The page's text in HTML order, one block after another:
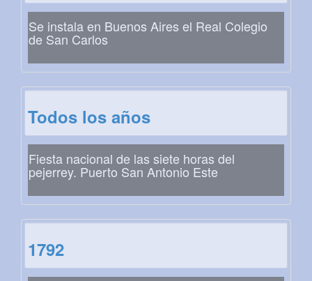
Se instala en Buenos Aires el Real Colegio
de San Carlos
Todos los años
Fiesta nacional de las siete horas del
pejerrey. Puerto San Antonio Este
1792